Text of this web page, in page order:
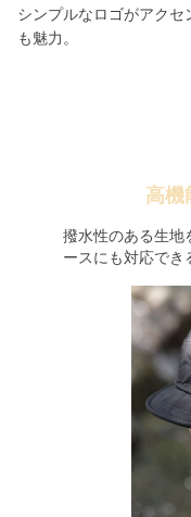
シンプルなロゴがアク
も魅力。
高機
撥水性のある生地
ースにも対応でき